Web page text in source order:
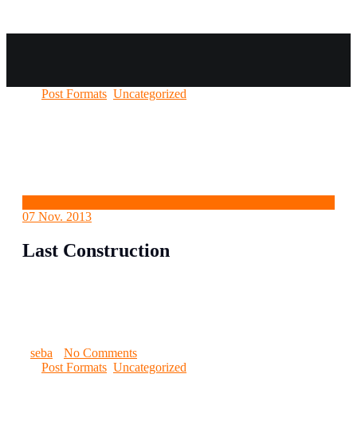
Post Formats Uncategorized
07 Nov. 2013
Last Construction
seba
No Comments
Post Formats Uncategorized